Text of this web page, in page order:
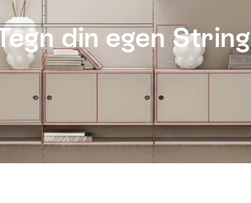
din egen String